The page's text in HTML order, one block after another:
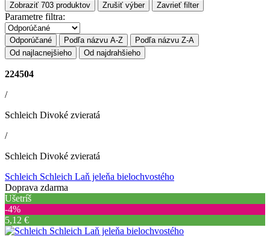
Zobraziť 703 produktov Zrušiť výber Zavrieť filter
Parametre filtra:
Odporúčané Podľa názvu A-Z
Podľa názvu Z-A
Od najlacnejšieho
Od najdrahšieho
224504
/
Schleich Divoké zvieratá
/
Schleich Divoké zvieratá
Schleich Schleich Laň jeleňa bielochvostého
Doprava zdarma
Ušetríš
‐4%
5,12 €